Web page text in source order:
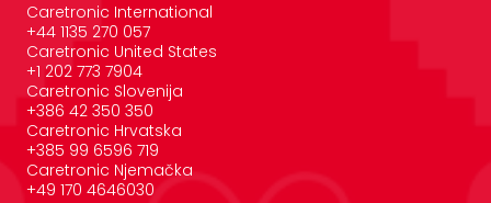
Caretronic International
+44 1135 270 057
Caretronic United States
‪+1 202 773 7904
Caretronic Slovenija
+386 42 350 350
Caretronic Hrvatska
+385 99 6596 719
Caretronic Njemačka
+49 170 4646030